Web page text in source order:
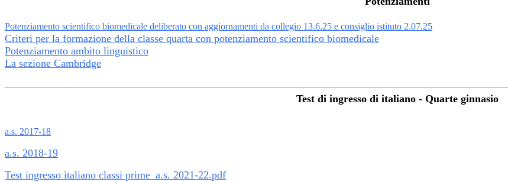
Potenziamento scientifico biomedicale deliberato con aggiornamenti da collegio 13.6.25 e consiglio istituto 2.07.25
Criteri per la formazione della classe quarta con potenziamento scientifico biomedicale
Potenziamento ambito linguistico
La sezione Cambridge
Test di ingresso di italiano - Quarte ginnasio
a.s. 2017-18
a.s. 2018-19
Test ingresso italiano classi prime_a.s. 2021-22.pdf